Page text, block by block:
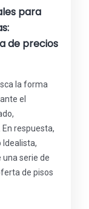
para
de precios
la forma
el
respuesta,
una serie de
de pisos